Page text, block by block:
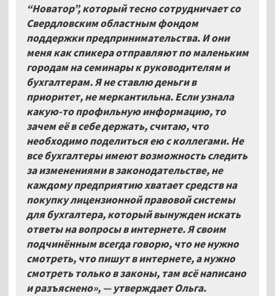
“Новатор”, который тесно сотрудничает со
Свердловским областным фондом
поддержки предпринимательства. И они
меня как спикера отправляют по маленьким
городам на семинары к руководителям и
бухгалтерам. Я не ставлю деньги в
приоритет, не меркантильна. Если узнала
какую-то профильную информацию, то
зачем её в себе держать, считаю, что
необходимо поделиться ею с коллегами. Не
все бухгалтеры имеют возможность следить
за изменениями в законодательстве, не
каждому предприятию хватает средств на
покупку лицензионной правовой системы
для бухгалтера, который вынужден искать
ответы на вопросы в интернете. Я своим
подчинённым всегда говорю, что не нужно
смотреть, что пишут в интернете, а нужно
смотреть только в законы, там всё написано
и разъяснено», — утверждает Ольга.